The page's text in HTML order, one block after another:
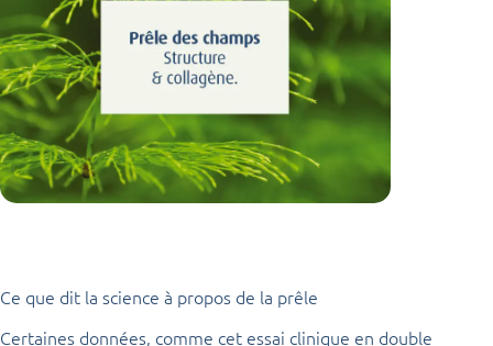
Ce que dit la science à propos de la prêle
Certaines données, comme cet essai clinique en double